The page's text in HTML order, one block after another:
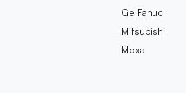
Ge Fanuc
Mitsubishi
Moxa